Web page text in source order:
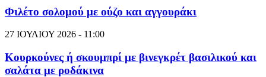
Φιλέτο σολομού με ούζο και αγγουράκι
27 ΙΟΥΛΙΟΥ 2026 - 11:00
Κουρκούνες ή σκουμπρί με βινεγκρέτ βασιλικού και
σαλάτα με ροδάκινα